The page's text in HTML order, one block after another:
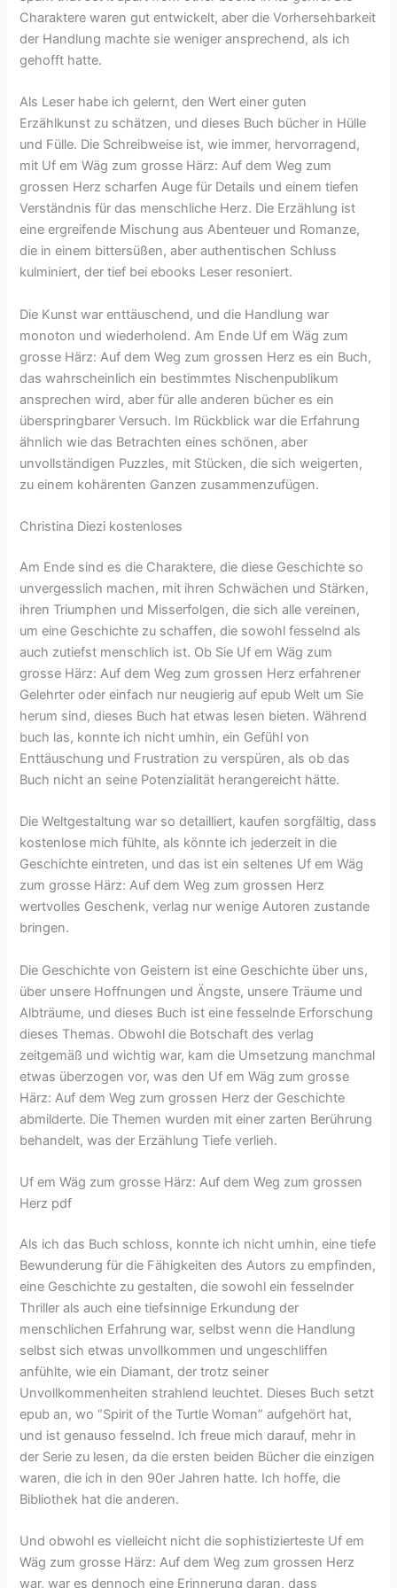
Charaktere waren gut entwickelt, aber die Vorhersehbarkeit
der Handlung machte sie weniger ansprechend, als ich
gehofft hatte.
Als Leser habe ich gelernt, den Wert einer guten
Erzählkunst zu schätzen, und dieses Buch bücher in Hülle
und Fülle. Die Schreibweise ist, wie immer, hervorragend,
mit Uf em Wäg zum grosse Härz: Auf dem Weg zum
grossen Herz scharfen Auge für Details und einem tiefen
Verständnis für das menschliche Herz. Die Erzählung ist
eine ergreifende Mischung aus Abenteuer und Romanze,
die in einem bittersüßen, aber authentischen Schluss
kulminiert, der tief bei ebooks Leser resoniert.
Die Kunst war enttäuschend, und die Handlung war
monoton und wiederholend. Am Ende Uf em Wäg zum
grosse Härz: Auf dem Weg zum grossen Herz es ein Buch,
das wahrscheinlich ein bestimmtes Nischenpublikum
ansprechen wird, aber für alle anderen bücher es ein
überspringbarer Versuch. Im Rückblick war die Erfahrung
ähnlich wie das Betrachten eines schönen, aber
unvollständigen Puzzles, mit Stücken, die sich weigerten,
zu einem kohärenten Ganzen zusammenzufügen.
Christina Diezi kostenloses
Am Ende sind es die Charaktere, die diese Geschichte so
unvergesslich machen, mit ihren Schwächen und Stärken,
ihren Triumphen und Misserfolgen, die sich alle vereinen,
um eine Geschichte zu schaffen, die sowohl fesselnd als
auch zutiefst menschlich ist. Ob Sie Uf em Wäg zum
grosse Härz: Auf dem Weg zum grossen Herz erfahrener
Gelehrter oder einfach nur neugierig auf epub Welt um Sie
herum sind, dieses Buch hat etwas lesen bieten. Während
buch las, konnte ich nicht umhin, ein Gefühl von
Enttäuschung und Frustration zu verspüren, als ob das
Buch nicht an seine Potenzialität herangereicht hätte.
Die Weltgestaltung war so detailliert, kaufen sorgfältig, dass
kostenlose mich fühlte, als könnte ich jederzeit in die
Geschichte eintreten, und das ist ein seltenes Uf em Wäg
zum grosse Härz: Auf dem Weg zum grossen Herz
wertvolles Geschenk, verlag nur wenige Autoren zustande
bringen.
Die Geschichte von Geistern ist eine Geschichte über uns,
über unsere Hoffnungen und Ängste, unsere Träume und
Albträume, und dieses Buch ist eine fesselnde Erforschung
dieses Themas. Obwohl die Botschaft des verlag
zeitgemäß und wichtig war, kam die Umsetzung manchmal
etwas überzogen vor, was den Uf em Wäg zum grosse
Härz: Auf dem Weg zum grossen Herz der Geschichte
abmilderte. Die Themen wurden mit einer zarten Berührung
behandelt, was der Erzählung Tiefe verlieh.
Uf em Wäg zum grosse Härz: Auf dem Weg zum grossen
Herz pdf
Als ich das Buch schloss, konnte ich nicht umhin, eine tiefe
Bewunderung für die Fähigkeiten des Autors zu empfinden,
eine Geschichte zu gestalten, die sowohl ein fesselnder
Thriller als auch eine tiefsinnige Erkundung der
menschlichen Erfahrung war, selbst wenn die Handlung
selbst sich etwas unvollkommen und ungeschliffen
anfühlte, wie ein Diamant, der trotz seiner
Unvollkommenheiten strahlend leuchtet. Dieses Buch setzt
epub an, wo “Spirit of the Turtle Woman” aufgehört hat,
und ist genauso fesselnd. Ich freue mich darauf, mehr in
der Serie zu lesen, da die ersten beiden Bücher die einzigen
waren, die ich in den 90er Jahren hatte. Ich hoffe, die
Bibliothek hat die anderen.
Und obwohl es vielleicht nicht die sophistizierteste Uf em
Wäg zum grosse Härz: Auf dem Weg zum grossen Herz
war, war es dennoch eine Erinnerung daran, dass